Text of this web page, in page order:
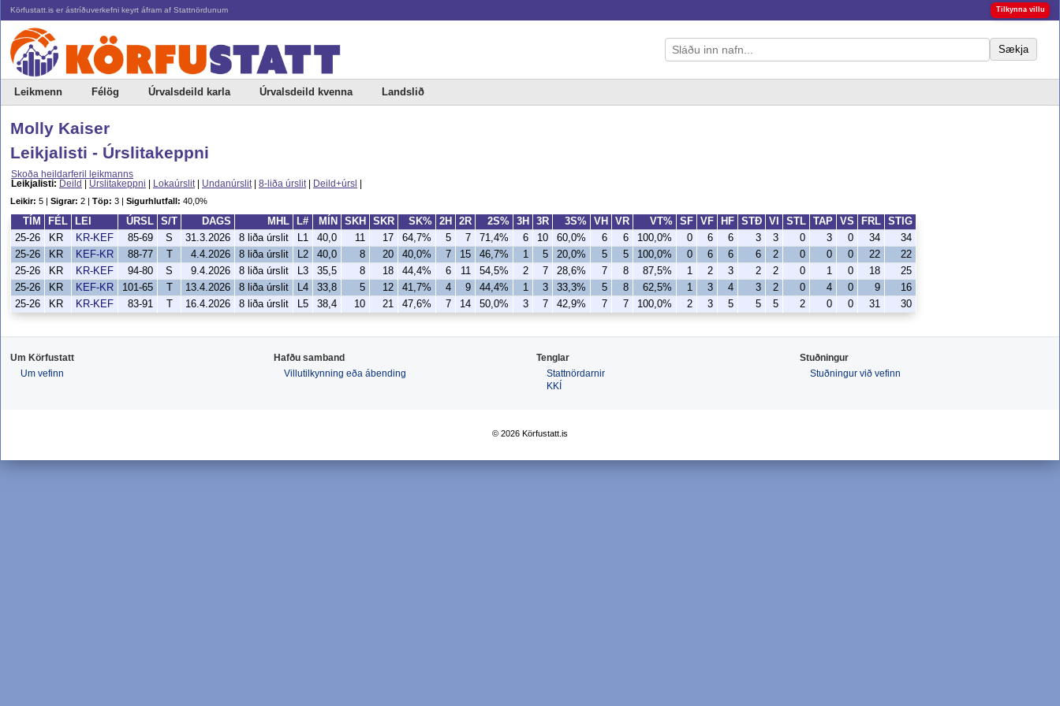
Körfustatt.is er ástríðuverkefni keyrt áfram af Stattnördunum Tilkynna villu
Sækja
Leikmenn Félög Úrvalsdeild karla Úrvalsdeild kvenna Landslið
Molly Kaiser
Leikjalisti - Úrslitakeppni
Skoða heildarferil leikmanns
Leikjalisti: Deild | Úrslitakeppni | Lokaúrslit | Undanúrslit | 8-liða úrslit | Deild+úrsl |
Leikir: 5 | Sigrar: 2 | Töp: 3 | Sigurhlutfall: 40,0%
TÍM FÉL LEI ÚRSL S/T DAGS MHL L# MÍN SKH SKR SK% 2H 2R 2S% 3H 3R 3S% VH VR VT% SF VF HF STÐ VI STL TAP VS FRL
STIG
25-26
KR KR-KEF 85-69 S 31.3.2026 8 liða úrslit L1 40,0 11 17 64,7% 5 7 71,4% 6 10 60,0% 6 6 100,0% 0 6 6 3 3 0 3 0 34
34
25-26
KR KEF-KR 88-77 T 4.4.2026 8 liða úrslit L2 40,0 8 20 40,0% 7 15 46,7% 1 5 20,0% 5 5 100,0% 0 6 6 6 2 0 0 0 22
22
25-26
KR KR-KEF 94-80 S 9.4.2026 8 liða úrslit L3 35,5 8 18 44,4% 6 11 54,5% 2 7 28,6% 7 8 87,5% 1 2 3 2 2 0 1 0 18
25
25-26
KR KEF-KR 101-65 T 13.4.2026 8 liða úrslit L4 33,8 5 12 41,7% 4 9 44,4% 1 3 33,3% 5 8 62,5% 1 3 4 3 2 0 4 0 9
16
25-26
KR KR-KEF 83-91 T 16.4.2026 8 liða úrslit L5 38,4 10 21 47,6% 7 14 50,0% 3 7 42,9% 7 7 100,0% 2 3 5 5 5 2 0 0 31 30
Um Körfustatt
Um vefinn
Hafðu samband
Villutilkynning eða ábending
Tenglar
Stattnördarnir
KKÍ
Stuðningur
Stuðningur við vefinn
© 2026 Körfustatt.is